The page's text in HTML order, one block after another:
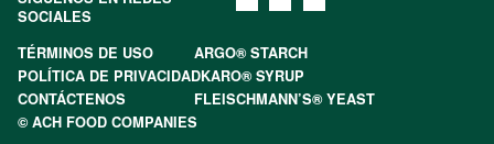
SOCIALES
TÉRMINOS DE USO
ARGO® STARCH
POLÍTICA DE PRIVACIDADKARO® SYRUP
CONTÁCTENOS
FLEISCHMANN’S® YEAST
© ACH FOOD COMPANIES